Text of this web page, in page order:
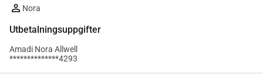
Nora
Utbetalningsuppgifter
Amadi Nora Allwell
**************4293